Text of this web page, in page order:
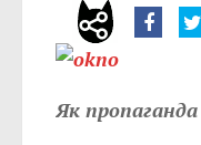
Як пропаганда